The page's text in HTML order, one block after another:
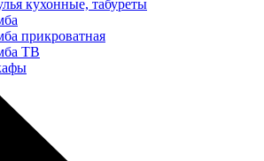
кухонные, табуреты
прикроватная
ТВ